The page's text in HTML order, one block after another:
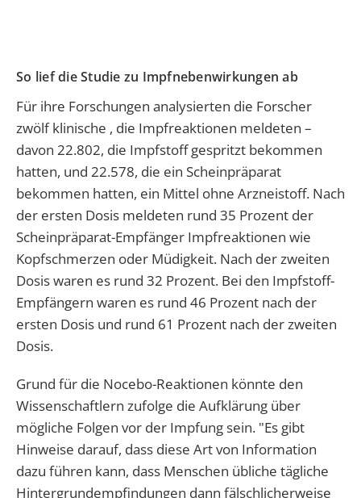
So lief die Studie zu Impfnebenwirkungen ab
Für ihre Forschungen analysierten die Forscher
zwölf klinische , die Impfreaktionen meldeten –
davon 22.802, die Impfstoff gespritzt bekommen
hatten, und 22.578, die ein Scheinpräparat
bekommen hatten, ein Mittel ohne Arzneistoff. Nach
der ersten Dosis meldeten rund 35 Prozent der
Scheinpräparat-Empfänger Impfreaktionen wie
Kopfschmerzen oder Müdigkeit. Nach der zweiten
Dosis waren es rund 32 Prozent. Bei den Impfstoff-
Empfängern waren es rund 46 Prozent nach der
ersten Dosis und rund 61 Prozent nach der zweiten
Dosis.
Grund für die Nocebo-Reaktionen könnte den
Wissenschaftlern zufolge die Aufklärung über
mögliche Folgen vor der Impfung sein. "Es gibt
Hinweise darauf, dass diese Art von Information
dazu führen kann, dass Menschen übliche tägliche
Hintergrundempfindungen dann fälschlicherweise